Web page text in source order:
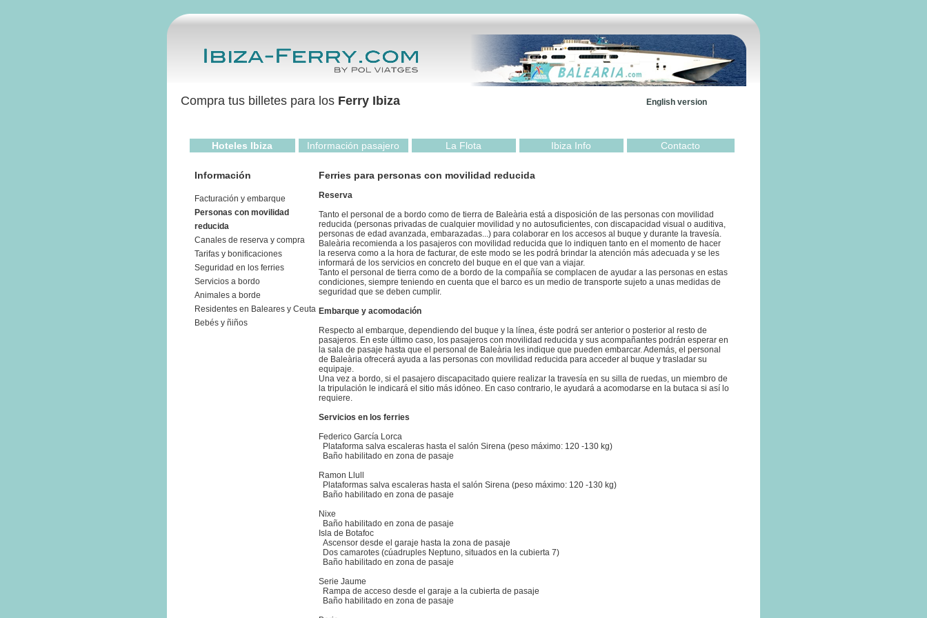
English version
Compra tus billetes para los Ferry Ibiza
Hoteles Ibiza Información pasajero La Flota Ibiza Info Contacto
Información
Facturación y embarque
Personas con movilidad
reducida
Canales de reserva y compra
Tarifas y bonificaciones
Seguridad en los ferries
Servicios a bordo
Animales a borde
Residentes en Baleares y Ceuta
Bebés y ñiños
Ferries para personas con movilidad reducida
Reserva
Tanto el personal de a bordo como de tierra de Baleària está a disposición de las personas con movilidad
reducida (personas privadas de cualquier movilidad y no autosuficientes, con discapacidad visual o auditiva,
personas de edad avanzada, embarazadas...) para colaborar en los accesos al buque y durante la travesía.
Baleària recomienda a los pasajeros con movilidad reducida que lo indiquen tanto en el momento de hacer
la reserva como a la hora de facturar, de este modo se les podrá brindar la atención más adecuada y se les
informará de los servicios en concreto del buque en el que van a viajar.
Tanto el personal de tierra como de a bordo de la compañía se complacen de ayudar a las personas en estas
condiciones, siempre teniendo en cuenta que el barco es un medio de transporte sujeto a unas medidas de
seguridad que se deben cumplir.
Embarque y acomodación
Respecto al embarque, dependiendo del buque y la línea, éste podrá ser anterior o posterior al resto de
pasajeros. En este último caso, los pasajeros con movilidad reducida y sus acompañantes podrán esperar en
la sala de pasaje hasta que el personal de Baleària les indique que pueden embarcar. Además, el personal
de Baleària ofrecerá ayuda a las personas con movilidad reducida para acceder al buque y trasladar su
equipaje.
Una vez a bordo, si el pasajero discapacitado quiere realizar la travesía en su silla de ruedas, un miembro de
la tripulación le indicará el sitio más idóneo. En caso contrario, le ayudará a acomodarse en la butaca si así lo
requiere.
Servicios en los ferries
Federico García Lorca
Plataforma salva escaleras hasta el salón Sirena (peso máximo: 120 -130 kg)
Baño habilitado en zona de pasaje
Ramon Llull
Plataformas salva escaleras hasta el salón Sirena (peso máximo: 120 -130 kg)
Baño habilitado en zona de pasaje
Nixe
Baño habilitado en zona de pasaje
Isla de Botafoc
Ascensor desde el garaje hasta la zona de pasaje
Dos camarotes (cúadruples Neptuno, situados en la cubierta 7)
Baño habilitado en zona de pasaje
Serie Jaume
Rampa de acceso desde el garaje a la cubierta de pasaje
Baño habilitado en zona de pasaje